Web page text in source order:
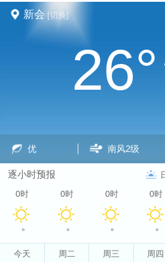
新会 [切换]
26°
优 南风2级
逐小时预报
0时
°
0时
°
0时
°
0时
°
今天 周二 周三 周四